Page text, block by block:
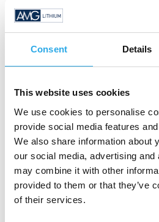
Consent Details
This website uses cookies
We use cookies to personalise
provide social media features
We also share information about
our social media, advertising
may combine it with other
provided to them or that they’ve
of their services.
Diese Pressemitteilung
Insiderinformationen im
der EU-